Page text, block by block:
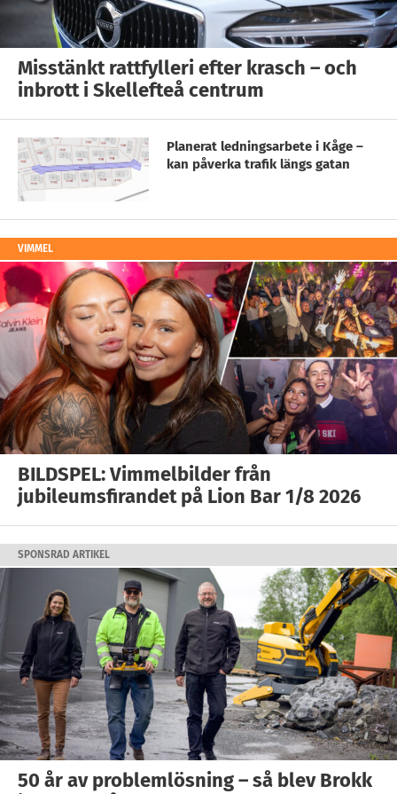
Misstänkt rattfylleri efter krasch – och
inbrott i Skellefteå centrum
Planerat ledningsarbete i Kåge –
kan påverka trafik längs gatan
VIMMEL
BILDSPEL: Vimmelbilder från
jubileumsfirandet på Lion Bar 1/8 2026
SPONSRAD ARTIKEL
50 år av problemlösning – så blev Brokk